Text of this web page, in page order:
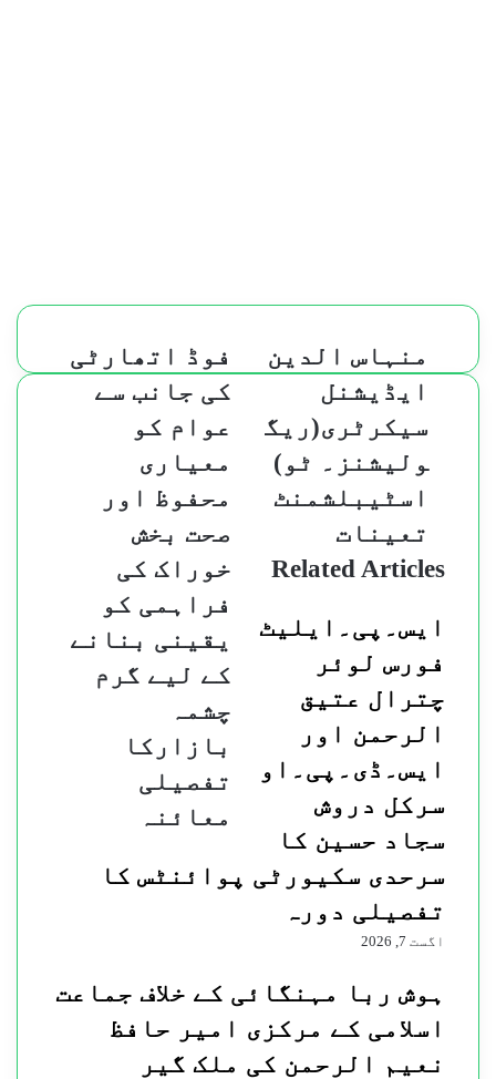
فوڈ
اتھارٹی
کی
عوام
معیاری
محفوظ
صحت
بخش
کی
فراہمی
یقینی
بنانے
لیے
گرم
تفصیلی
فوڈ اتھارٹی
کی جانب سے
عوام کو
معیاری
محفوظ اور
صحت بخش
خوراک کی
فراہمی کو
یقینی بنانے
کے لیے گرم
چشمہ
بازارکا
تفصیلی
معائنہ
منہاس
الدین
ایڈیشنل
سیکرٹری(ریگولیشنز۔
ٹو)
اسٹیبلشمنٹ
تعینات
منہاس الدین
ایڈیشنل
سیکرٹری(ریگ
ولیشنز۔ ٹو)
اسٹیبلشمنٹ
تعینات
Related Articles
ایس۔پی۔ایلیٹ
فورس لوئر
چترال عتیق
الرحمن اور
ایس۔ڈی۔پی۔او
سرکل دروش
سجاد حسین کا
سرحدی سکیورٹی پوائنٹس کا
تفصیلی دورہ
اگست 7, 2026
ہوش ربا مہنگائی کے خلاف جماعت
اسلامی کے مرکزی امیر حافظ
نعیم الرحمن کی ملک گیر